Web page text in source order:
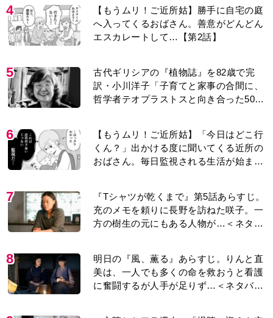
4
【もうムリ！ご近所姑】勝手に自宅の庭
へ入ってくるおばさん。善意がどんどん
エスカレートして…【第2話】
5
古代ギリシアの『植物誌』を82歳で完
訳・小川洋子「子育てと家事の合間に、
哲学者テオプラストスと向き合った50
6
【もうムリ！ご近所姑】「今日はどこ行
くん？」出かける度に聞いてくる近所の
おばさん。毎日監視される生活が始ま
7
『Tシャツが乾くまで』第5話あらすじ。
充のメモを頼りに長野を訪ねた咲子。一
方の樹生の元にもある人物が…＜ネタバ
8
明日の『風、薫る』あらすじ。りんと直
美は、一人でも多くの命を救おうと看護
に奮闘するが人手が足りず…＜ネタバレ